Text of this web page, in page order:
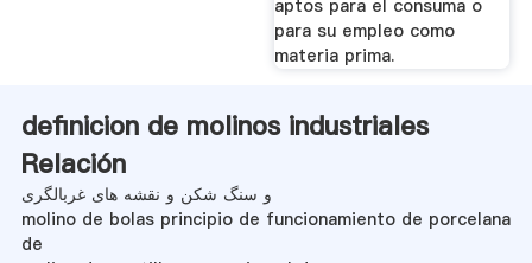
aptos para el consuma o
para su empleo como
materia prima.
definicion de molinos industriales
Relación
و سنگ شکن و نقشه های غربالگری
molino de bolas principio de funcionamiento de porcelana
de